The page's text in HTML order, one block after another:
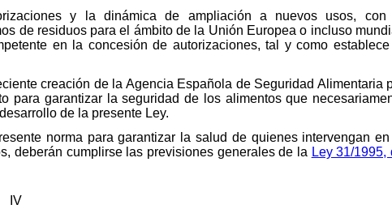
y la dinámica de ampliación a nuevos usos, con
de residuos para el ámbito de la Unión Europea o incluso
en la concesión de autorizaciones, tal y como
creación de la Agencia Española de Seguridad Alimentaria
para garantizar la seguridad de los alimentos que
de la presente Ley.
norma para garantizar la salud de quienes intervengan en
deberán cumplirse las previsiones generales de la Ley 31/1995,
IV